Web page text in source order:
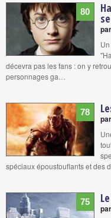
80
décevra pas les fans : on y
personnages ga…
78
spéciaux époustouflants et des
75